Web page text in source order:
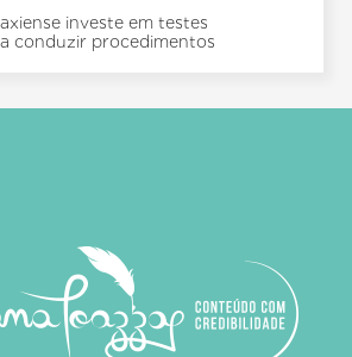
investe em testes
conduzir procedimentos